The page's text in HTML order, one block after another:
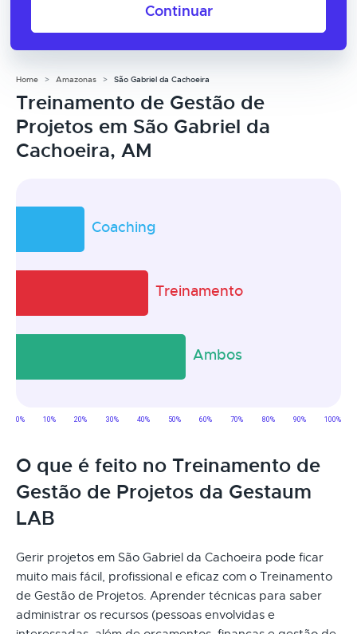
Continuar
Home Amazonas São Gabriel da Cachoeira
Treinamento de Gestão de
Projetos em São Gabriel da
Cachoeira, AM
O que é feito no Treinamento de
Gestão de Projetos da Gestaum
LAB
Gerir projetos em São Gabriel da Cachoeira pode ficar
muito mais fácil, profissional e eficaz com o Treinamento
de Gestão de Projetos. Aprender técnicas para saber
administrar os recursos (pessoas envolvidas e